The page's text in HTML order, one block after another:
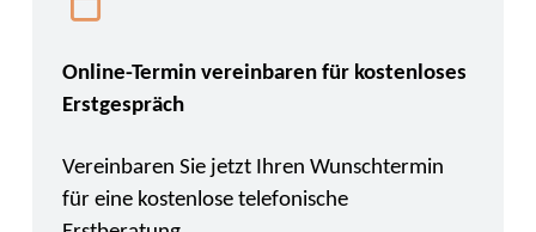
Online-Termin vereinbaren für kostenloses
Erstgespräch
Vereinbaren Sie jetzt Ihren Wunschtermin
für eine kostenlose telefonische